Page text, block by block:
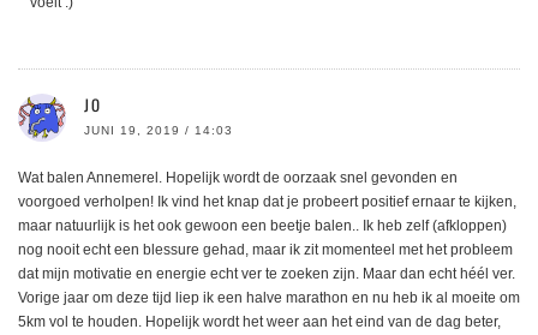
JO
JUNI 19, 2019 / 14:03
Wat balen Annemerel. Hopelijk wordt de oorzaak snel gevonden en
voorgoed verholpen! Ik vind het knap dat je probeert positief ernaar te kijken,
maar natuurlijk is het ook gewoon een beetje balen.. Ik heb zelf (afkloppen)
nog nooit echt een blessure gehad, maar ik zit momenteel met het probleem
dat mijn motivatie en energie echt ver te zoeken zijn. Maar dan echt héél ver.
Vorige jaar om deze tijd liep ik een halve marathon en nu heb ik al moeite om
5km vol te houden. Hopelijk wordt het weer aan het eind van de dag beter,